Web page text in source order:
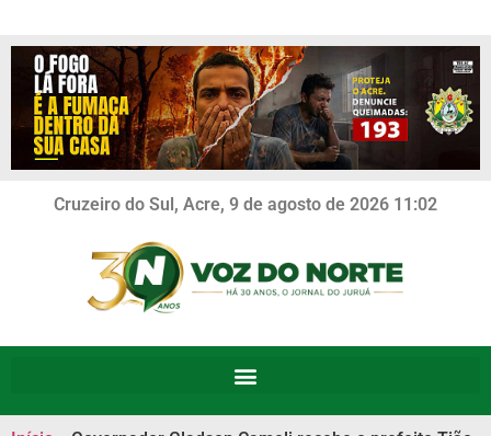
Cruzeiro do Sul, Acre, 9 de agosto de 2026 11:02